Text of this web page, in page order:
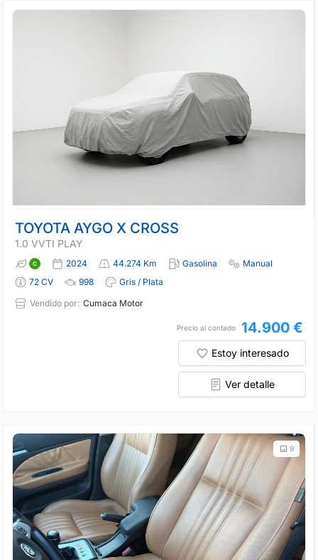
TOYOTA AYGO X CROSS
1.0 VVTI PLAY
2024 44.274 Km Gasolina
Manual
72 CV
998
Gris / Plata
Vendido por: Cumaca Motor
Precio al contado 14.900 €
Estoy interesado
Ver detalle
9